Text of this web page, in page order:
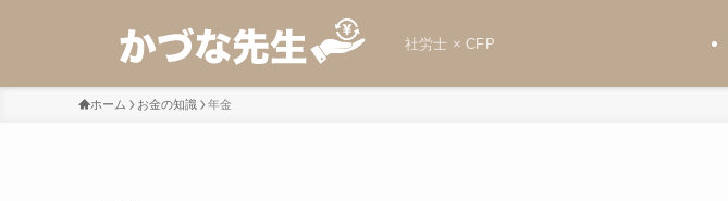
社労士 × CFP
ホーム お金の知識 年金